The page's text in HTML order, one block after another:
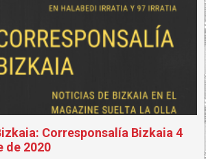
Corresponsalía Bizkaia 4
de 2020